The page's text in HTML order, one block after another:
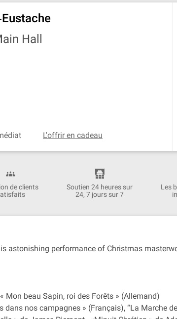
Hall
L'offrir en cadeau
de clients
Soutien 24 heures sur
24, 7 jours sur 7
Les
astonishing performance of Christmas
Mon beau Sapin, roi des Forêts » (Allemand)
nos campagnes » (Français), “La Marche